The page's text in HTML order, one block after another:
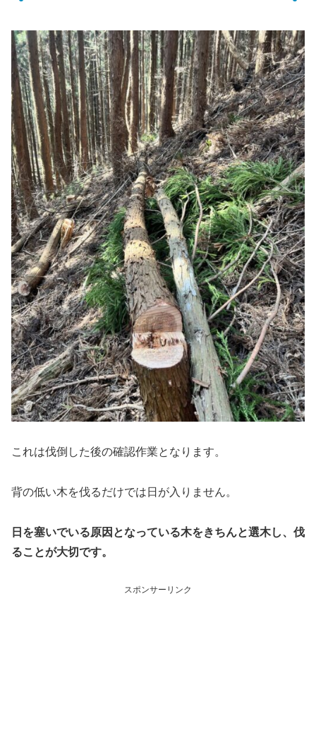
これは伐倒した後の確認作業となります。
背の低い木を伐るだけでは日が入りません。
日を塞いでいる原因となっている木をきちんと選木し、伐
ることが大切です。
スポンサーリンク